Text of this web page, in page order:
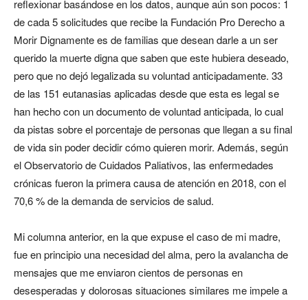
reflexionar basándose en los datos, aunque aún son pocos: 1
de cada 5 solicitudes que recibe la Fundación Pro Derecho a
Morir Dignamente es de familias que desean darle a un ser
querido la muerte digna que saben que este hubiera deseado,
pero que no dejó legalizada su voluntad anticipadamente. 33
de las 151 eutanasias aplicadas desde que esta es legal se
han hecho con un documento de voluntad anticipada, lo cual
da pistas sobre el porcentaje de personas que llegan a su final
de vida sin poder decidir cómo quieren morir. Además, según
el Observatorio de Cuidados Paliativos, las enfermedades
crónicas fueron la primera causa de atención en 2018, con el
70,6 % de la demanda de servicios de salud.
Mi columna anterior, en la que expuse el caso de mi madre,
fue en principio una necesidad del alma, pero la avalancha de
mensajes que me enviaron cientos de personas en
desesperadas y dolorosas situaciones similares me impele a